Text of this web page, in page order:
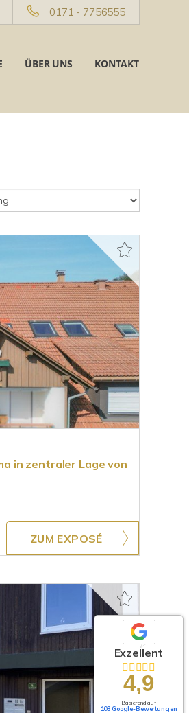
0171 - 7756555
ÜBER UNS KONTAKT
in zentraler Lage von
ZUM EXPOSÉ
Exzellent
4,9
Basierend auf
103 Google-Bewertungen